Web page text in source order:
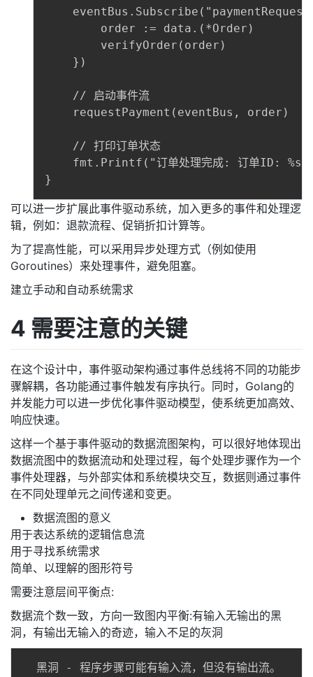
        order := data.(*Order)
        verifyOrder(order)
    })
    // 启动事件流
    requestPayment(eventBus, order)
    // 打印订单状态
fmt.Printf("订单处理完成: 订单ID:
可以进一步扩展此事件驱动系统，加入更多的事件和处理逻
辑，例如：退款流程、促销折扣计算等。
为了提高性能，可以采用异步处理方式（例如使用
Goroutines）来处理事件，避免阻塞。
建立手动和自动系统需求
4 需要注意的关键
在这个设计中，事件驱动架构通过事件总线将不同的功能步
骤解耦，各功能通过事件触发有序执行。同时，Golang的
并发能力可以进一步优化事件驱动模型，使系统更加高效、
响应快速。
这样一个基于事件驱动的数据流图架构，可以很好地体现出
数据流图中的数据流动和处理过程，每个处理步骤作为一个
事件处理器，与外部实体和系统模块交互，数据则通过事件
在不同处理单元之间传递和变更。
数据流图的意义
用于表达系统的逻辑信息流
用于寻找系统需求
简单、以理解的图形符号
需要注意层间平衡点:
数据流个数一致，方向一致图内平衡:有输入无输出的黑
洞，有输出无输入的奇迹，输入不足的灰洞
  黑洞 - 程序步骤可能有输入流，但没有输出流。